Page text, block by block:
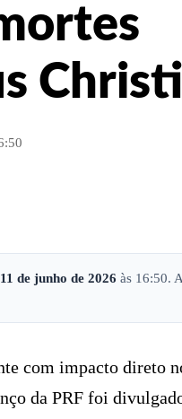
Christi
11 de junho de 2026 às 16:50.
com impacto direto
da PRF foi